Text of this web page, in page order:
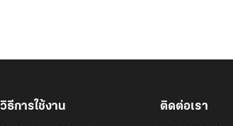
วิธีการใช้งาน ติดต่อเรา